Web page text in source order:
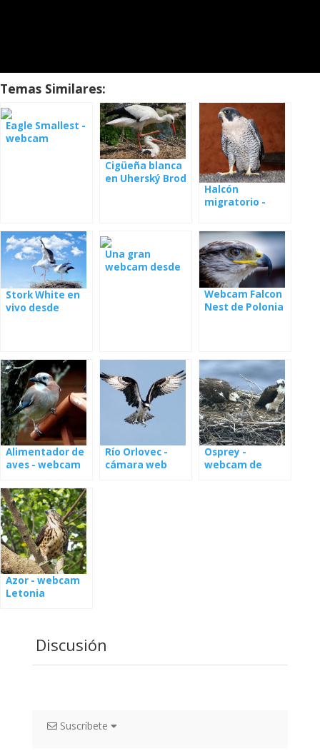
Temas Similares:
Eagle Smallest -
webcam
Cigüeña blanca
en Uherský Brod
Halcón
migratorio -
Stork White en
vivo desde
Una gran
webcam desde
Webcam Falcon
Nest de Polonia
Alimentador de
aves - webcam
Río Orlovec -
cámara web
Osprey -
webcam de
Azor - webcam
Letonia
Discusión
Suscríbete